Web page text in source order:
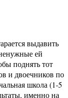
выдавить
ей
поднять тот
и двоечников по
школа (1-5
именно на